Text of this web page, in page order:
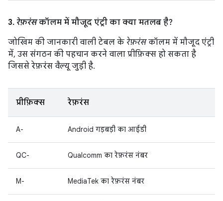
3. रेफ़रंसकॉलम में मौजूद एंट्री का क्या मतलब है?
जोखिम की जानकारी वाली टेबल के रेफ़रंसकॉलम में मौजूद एंट्री
में, उस संगठन की पहचान करने वाला प्रीफ़िक्स हो सकता है
जिससे रेफ़रंस वैल्यू जुड़ी है.
प्रीफ़िक्स रेफ़रंस
A- Android गड़बड़ी का आईडी
QC- Qualcomm का रेफ़रंस नंबर
M- MediaTek का रेफ़रंस नंबर